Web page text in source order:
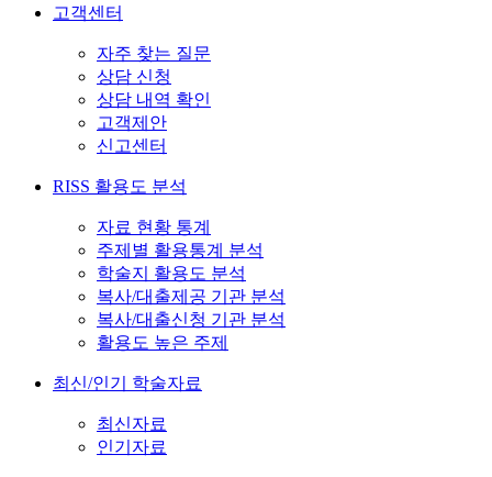
고객센터
자주 찾는 질문
상담 신청
상담 내역 확인
고객제안
신고센터
RISS 활용도 분석
자료 현황 통계
주제별 활용통계 분석
학술지 활용도 분석
복사/대출제공 기관 분석
복사/대출신청 기관 분석
활용도 높은 주제
최신/인기 학술자료
최신자료
인기자료